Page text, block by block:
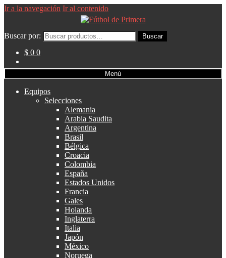
Ir a la navegación Ir al contenido
Buscar por: Buscar
$ 0 0
Menú
Equipos
Selecciones
Alemania
Arabia Saudita
Argentina
Brasil
Bélgica
Croacia
Colombia
España
Estados Unidos
Francia
Gales
Holanda
Inglaterra
Italia
Japón
México
Noruega